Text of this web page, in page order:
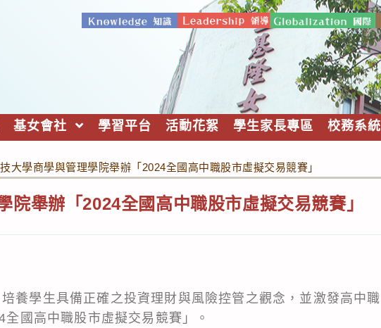
基女會社 學習平台 活動花絮 學生家長專區 校務系統
大學商學與管理學院舉辦「2024全國高中職股市虛擬交易競賽」
院舉辦「2024全國高中職股市虛擬交易競賽」
養學生具備正確之投資理財與風險控管之觀念，並激發高中職
國高中職股市虛擬交易競賽」。